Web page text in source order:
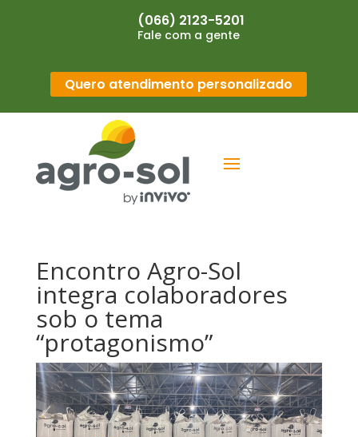
(066) 2123-5201
Fale com a gente
Quero atendimento personalizado
Encontro Agro-Sol
integra colaboradores
sob o tema
“protagonismo”